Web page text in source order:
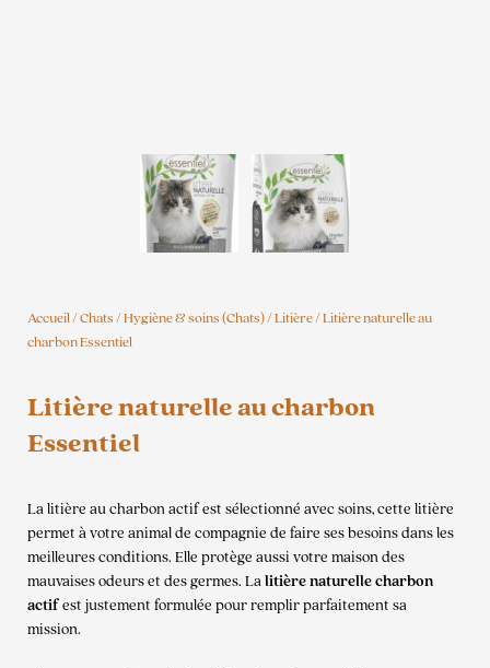
Accueil/Chats/Hygiène & soins (Chats)/Litière/ Litière naturelle au
charbon Essentiel
Litière naturelle au charbon
Essentiel
La litière au charbon actif est sélectionné avec soins, cette litière
permet à votre animal de compagnie de faire ses besoins dans les
meilleures conditions. Elle protège aussi votre maison des
mauvaises odeurs et des germes. Lalitière naturelle charbon
actifest justement formulée pour remplir parfaitement sa
mission.